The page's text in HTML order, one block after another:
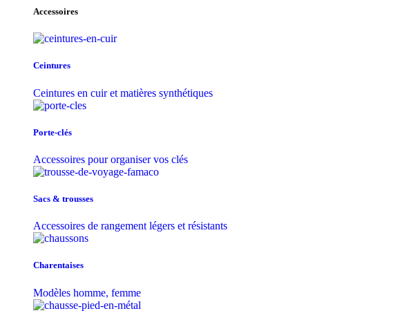
Accessoires
Ceintures
Ceintures en cuir et matières synthétiques
Porte-clés
Accessoires pour organiser vos clés
Sacs & trousse​s
Accessoires de rangement légers et résistants
Charentaises
Modèles homme, femme